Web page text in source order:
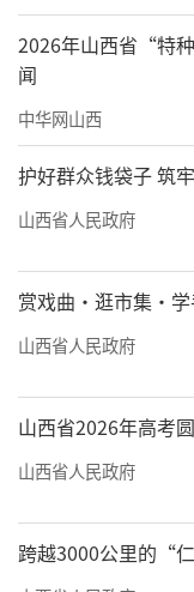
投诉机制，游
这门“幸福产业
土
“特”“
命”同样深刻。
的“老产品”输
产打磨成带动
这场革命的
践，堪称现代
2026年山西省“特
闻
中华网山西
护好群众钱袋子 筑
山西省人民政府
赏戏曲·逛市集·学
山西省人民政府
山西省2026年高考
山西省人民政府
跨越3000公里的“